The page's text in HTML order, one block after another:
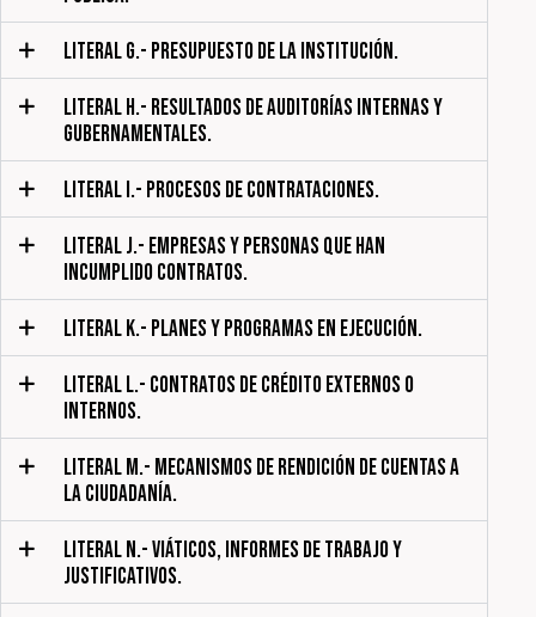
LITERAL G.- PRESUPUESTO DE LA INSTITUCIÓN.
LITERAL H.- RESULTADOS DE AUDITORÍAS INTERNAS Y
GUBERNAMENTALES.
LITERAL I.- PROCESOS DE CONTRATACIONES.
LITERAL J.- EMPRESAS Y PERSONAS QUE HAN
INCUMPLIDO CONTRATOS.
LITERAL K.- PLANES Y PROGRAMAS EN EJECUCIÓN.
LITERAL L.- CONTRATOS DE CRÉDITO EXTERNOS O
INTERNOS.
LITERAL M.- MECANISMOS DE RENDICIÓN DE CUENTAS A
LA CIUDADANÍA.
LITERAL N.- VIÁTICOS, INFORMES DE TRABAJO Y
JUSTIFICATIVOS.